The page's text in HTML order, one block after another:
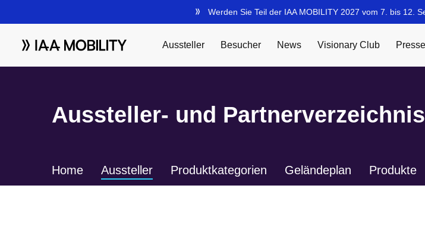
Aussteller- und Partnerverzeichnis
Home Aussteller Produktkategorien Geländeplan Produkte